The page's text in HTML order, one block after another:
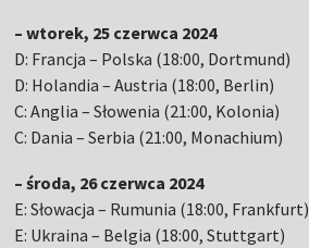
– wtorek, 25 czerwca 2024
D: Francja – Polska (18:00, Dortmund)
D: Holandia – Austria (18:00, Berlin)
C: Anglia – Słowenia (21:00, Kolonia)
C: Dania – Serbia (21:00, Monachium)
– środa, 26 czerwca 2024
E: Słowacja – Rumunia (18:00, Frankfurt)
E: Ukraina – Belgia (18:00, Stuttgart)